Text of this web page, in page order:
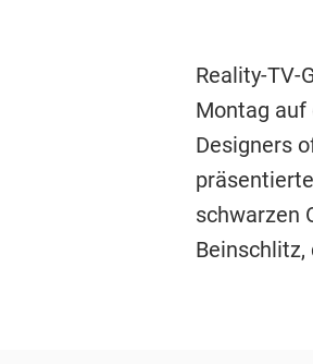
Reality-TV-
Montag auf
Designers
schwarzen
Beinschlitz,